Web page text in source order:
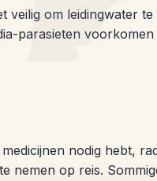
veilig om leidingwater
parasieten
nodig hebt,
op reis.